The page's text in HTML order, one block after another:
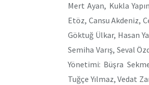
Mert Ayan, Kukla
Etöz, Cansu Akdeniz,
Göktuğ Ülkar, Hasan
Semiha Varış, Seval
Yönetimi: Büşra
Tuğçe Yılmaz, Vedat